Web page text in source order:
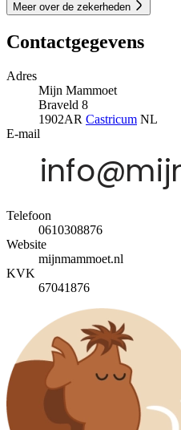
Meer over de zekerheden
Contactgegevens
Adres
Mijn Mammoet
Braveld 8
1902AR Castricum NL
E-mail
Telefoon
0610308876
Website
mijnmammoet.nl
KVK
67041876